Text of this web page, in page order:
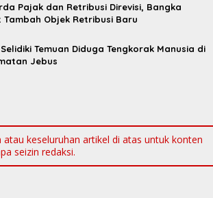
Pajak dan Retribusi Direvisi, Bangka
Tambah Objek Retribusi Baru
Temuan Diduga Tengkorak Manusia di
Jebus
keseluruhan artikel di atas untuk konten
seizin redaksi.